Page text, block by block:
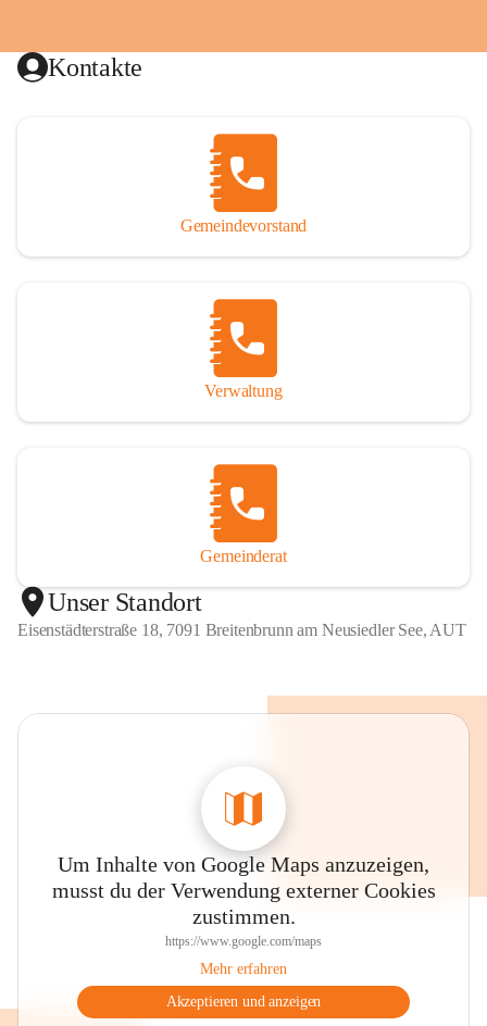
Kontakte
Gemeindevorstand
Verwaltung
Gemeinderat
Unser Standort
Eisenstädterstraße 18, 7091 Breitenbrunn am Neusiedler See, AUT
Um Inhalte von Google Maps anzuzeigen,
musst du der Verwendung externer Cookies
zustimmen.
https://www.google.com/maps
Mehr erfahren
Akzeptieren und anzeigen